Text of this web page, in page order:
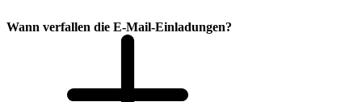
Wann verfallen die E-Mail-Einladungen?